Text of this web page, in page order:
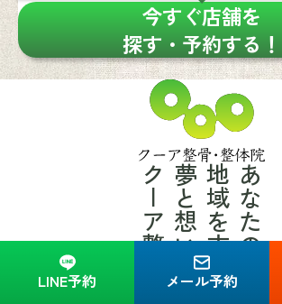
LINE予約 メール予約
今すぐ店舗を
探す・予約する！
地域を支え、
夢と想いを叶える